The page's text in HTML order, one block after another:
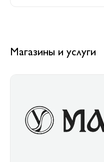
Магазины и услуги